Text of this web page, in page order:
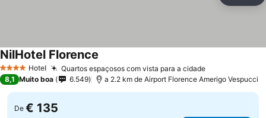
4 EstrelasHotel Quartos espaçosos com vista para a cidadeVer preços
NilHotel Florence
8,1 Muito boa 6.549 a 2.2 km de Airport Florence Amerigo Vespucci
De € 135